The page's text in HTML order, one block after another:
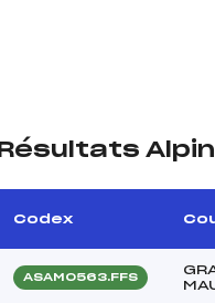
Résultats
Codex
ASAM0563.FFS